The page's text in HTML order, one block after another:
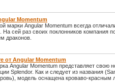
Momentum
марки Angular Momentum всегда
сей раз своих поклонников компания
драконов.
от Angular Momentum
Angular Momentum представляет свою
Splendor. Как и следует из названия
модель оснащена кроваво-красным